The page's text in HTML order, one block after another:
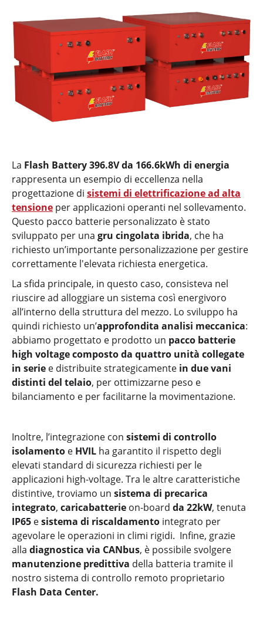
La Flash Battery 396.8V da 166.6kWh di energia
rappresenta un esempio di eccellenza nella
progettazione di sistemi di elettrificazione ad alta
tensione per applicazioni operanti nel sollevamento.
Questo pacco batterie personalizzato è stato
sviluppato per una gru cingolata ibrida, che ha
richiesto un’importante personalizzazione per gestire
correttamente l'elevata richiesta energetica.
La sfida principale, in questo caso, consisteva nel
riuscire ad alloggiare un sistema così energivoro
all’interno della struttura del mezzo. Lo sviluppo ha
quindi richiesto un’approfondita analisi meccanica:
abbiamo progettato e prodotto un pacco batterie
high voltage composto da quattro unità collegate
in serie e distribuite strategicamente in due vani
distinti del telaio, per ottimizzarne peso e
bilanciamento e per facilitarne la movimentazione.
Inoltre, l’integrazione con sistemi di controllo
isolamento e HVIL ha garantito il rispetto degli
elevati standard di sicurezza richiesti per le
applicazioni high-voltage. Tra le altre caratteristiche
distintive, troviamo un sistema di precarica
integrato, caricabatterie on-board da 22kW, tenuta
IP65 esistema di riscaldamento integrato per
agevolare le operazioni in climi rigidi. Infine, grazie
alla diagnostica via CANbus, è possibile svolgere
manutenzione predittiva della batteria tramite il
nostro sistema di controllo remoto proprietario
Flash Data Center.